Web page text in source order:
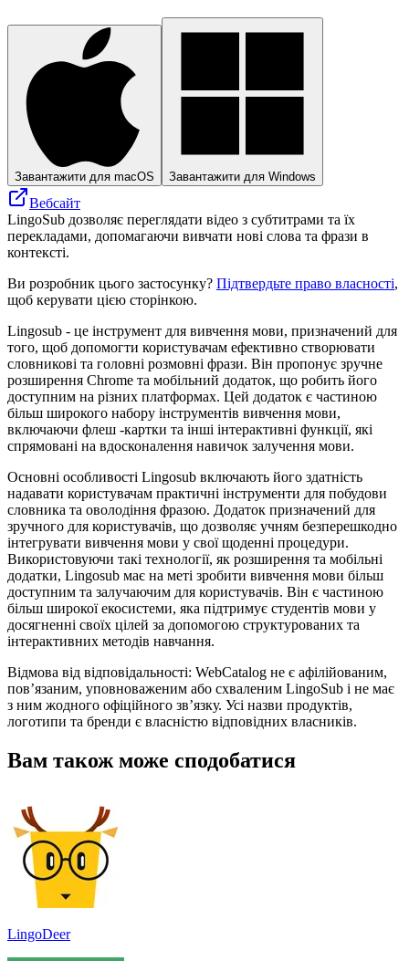
Завантажити для macOS Завантажити для Windows
Вебсайт
LingoSub дозволяє переглядати відео з субтитрами та їх
перекладами, допомагаючи вивчати нові слова та фрази в
контексті.
Ви розробник цього застосунку? Підтвердьте право власності,
щоб керувати цією сторінкою.
Lingosub - це інструмент для вивчення мови, призначений для
того, щоб допомогти користувачам ефективно створювати
словникові та головні розмовні фрази. Він пропонує зручне
розширення Chrome та мобільний додаток, що робить його
доступним на різних платформах. Цей додаток є частиною
більш широкого набору інструментів вивчення мови,
включаючи флеш -картки та інші інтерактивні функції, які
спрямовані на вдосконалення навичок залучення мови.
Основні особливості Lingosub включають його здатність
надавати користувачам практичні інструменти для побудови
словника та оволодіння фразою. Додаток призначений для
зручного для користувачів, що дозволяє учням безперешкодно
інтегрувати вивчення мови у свої щоденні процедури.
Використовуючи такі технології, як розширення та мобільні
додатки, Lingosub має на меті зробити вивчення мови більш
доступним та залучаючим для користувачів. Він є частиною
більш широкої екосистеми, яка підтримує студентів мови у
досягненні своїх цілей за допомогою структурованих та
інтерактивних методів навчання.
Відмова від відповідальності: WebCatalog не є афілійованим,
пов’язаним, уповноваженим або схваленим LingoSub і не має
з ним жодного офіційного зв’язку. Усі назви продуктів,
логотипи та бренди є власністю відповідних власників.
Вам також може сподобатися
LingoDeer